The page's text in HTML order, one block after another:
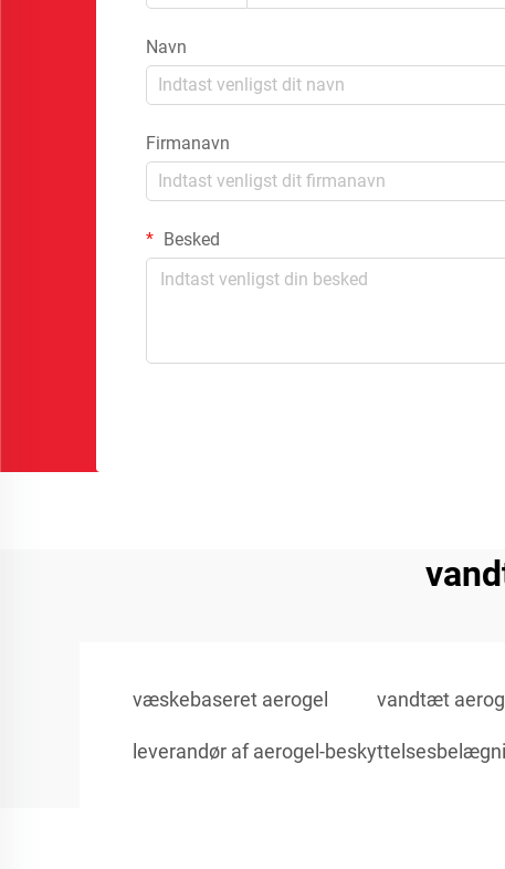
Navn
Firmanavn
Besked
væskebaseret aerogel vandtæt
leverandør af aerogel-